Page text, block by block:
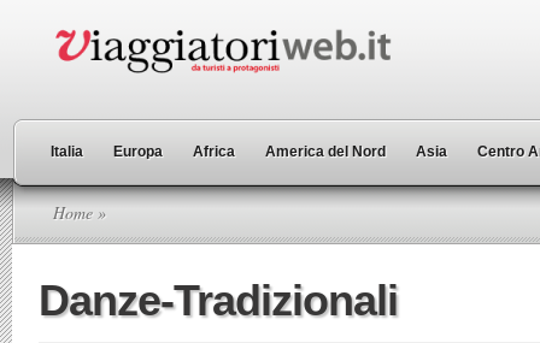
Italia Europa Africa America del Nord Asia Centro
Home »
Danze-Tradizionali